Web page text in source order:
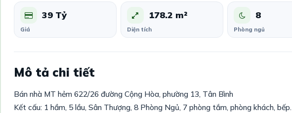
39 Tỷ
Giá
178.2 m²
Diện tích
8
Phòng ngủ
Mô tả chi tiết
Bán nhà MT hẻm 622/26 đường Cộng Hòa, phường 13, Tân Bình
Kết cấu: 1 hầm, 5 lầu, Sân Thượng, 8 Phòng Ngủ, 7 phòng tắm, phòng khách, bếp.